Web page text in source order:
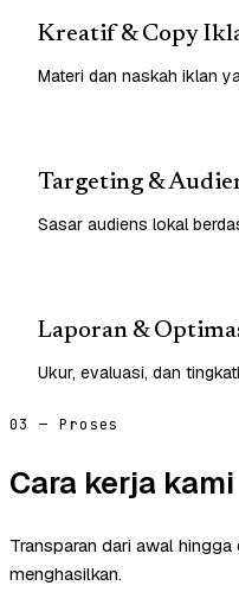
Kreatif & Copy
Materi dan naskah iklan
Targeting &
Sasar audiens lokal
Laporan &
Ukur, evaluasi, dan
03 — Proses
Cara kerja kami
Transparan dari awal
menghasilkan.